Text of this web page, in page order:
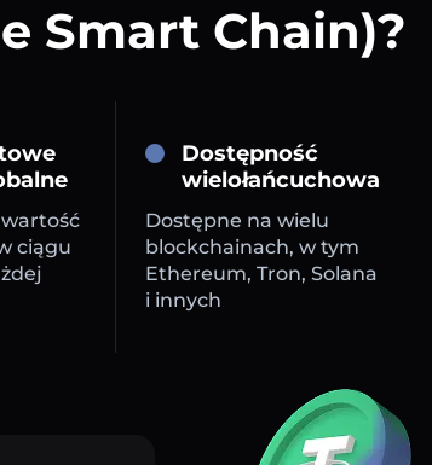
Smart Chain)?
wartość
ciągu
Dostępność
wielołańcuchowa
Dostępne na wielu
blockchainach, w tym
Ethereum, Tron, Solana
i innych